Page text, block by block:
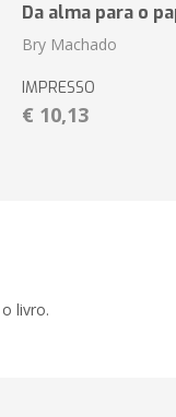
Da alma para o
Bry Machado
IMPRESSO
€ 10,13
livro.